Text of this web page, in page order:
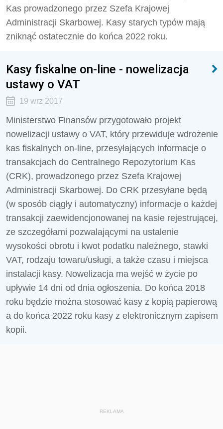
Kas prowadzonego przez Szefa Krajowej
Administracji Skarbowej. Kasy starych typów mają
zniknąć ostatecznie do końca 2022 roku.
Kasy fiskalne on-line - nowelizacja
ustawy o VAT
19 wrz 2017
Ministerstwo Finansów przygotowało projekt
nowelizacji ustawy o VAT, który przewiduje wdrożenie
kas fiskalnych on-line, przesyłających informacje o
transakcjach do Centralnego Repozytorium Kas
(CRK), prowadzonego przez Szefa Krajowej
Administracji Skarbowej. Do CRK przesyłane będą
(w sposób ciągły i automatyczny) informacje o każdej
transakcji zaewidencjonowanej na kasie rejestrującej,
ze szczegółami pozwalającymi na ustalenie
wysokości obrotu i kwot podatku należnego, stawki
VAT, rodzaju towaru/usługi, a także czasu i miejsca
instalacji kasy. Nowelizacja ma wejść w życie po
upływie 14 dni od dnia ogłoszenia. Do końca 2018
roku będzie można stosować kasy z kopią papierową
a do końca 2022 roku kasy z elektronicznym zapisem
kopii.
REKLAMA